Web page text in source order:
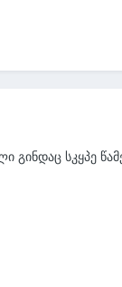
გინდაც სკყპე